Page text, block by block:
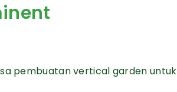
pembuatan vertical garden untuk